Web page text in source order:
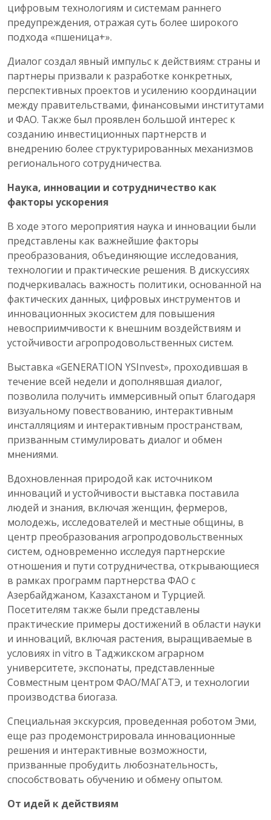
цифровым технологиям и системам раннего
предупреждения, отражая суть более широкого
подхода «пшеница+».
Диалог создал явный импульс к действиям: страны и
партнеры призвали к разработке конкретных,
перспективных проектов и усилению координации
между правительствами, финансовыми институтами
и ФАО. Также был проявлен большой интерес к
созданию инвестиционных партнерств и
внедрению более структурированных механизмов
регионального сотрудничества.
Наука, инновации и сотрудничество как
факторы ускорения
В ходе этого мероприятия наука и инновации были
представлены как важнейшие факторы
преобразования, объединяющие исследования,
технологии и практические решения. В дискуссиях
подчеркивалась важность политики, основанной на
фактических данных, цифровых инструментов и
инновационных экосистем для повышения
невосприимчивости к внешним воздействиям и
устойчивости агропродовольственных систем.
Выставка «GENERATION YSInvest», проходившая в
течение всей недели и дополнявшая диалог,
позволила получить иммерсивный опыт благодаря
визуальному повествованию, интерактивным
инсталляциям и интерактивным пространствам,
призванным стимулировать диалог и обмен
мнениями.
Вдохновленная природой как источником
инноваций и устойчивости выставка поставила
людей и знания, включая женщин, фермеров,
молодежь, исследователей и местные общины, в
центр преобразования агропродовольственных
систем, одновременно исследуя партнерские
отношения и пути сотрудничества, открывающиеся
в рамках программ партнерства ФАО с
Азербайджаном, Казахстаном и Турцией.
Посетителям также были представлены
практические примеры достижений в области науки
и инноваций, включая растения, выращиваемые в
условиях in vitro в Таджикском аграрном
университете, экспонаты, представленные
Совместным центром ФАО/МАГАТЭ, и технологии
производства биогаза.
Специальная экскурсия, проведенная роботом Эми,
еще раз продемонстрировала инновационные
решения и интерактивные возможности,
призванные пробудить любознательность,
способствовать обучению и обмену опытом.
От идей к действиям